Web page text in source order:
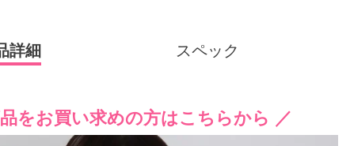
でナチュラルでありながらも印象的な瞳を演出します。
2week（クリアツーウィーク）／CLEAR TORIC（クリアトーリ
実したラインナップに。
詳細 スペック
をお買い求めの方はこちらから ／